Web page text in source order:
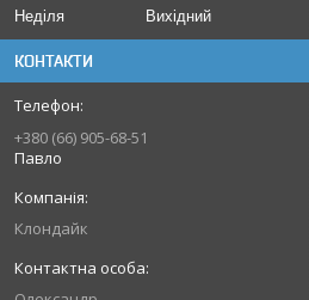
Неділя
Вихідний
КОНТАКТИ
+380 (66) 905-68-51
Павло
Клондайк